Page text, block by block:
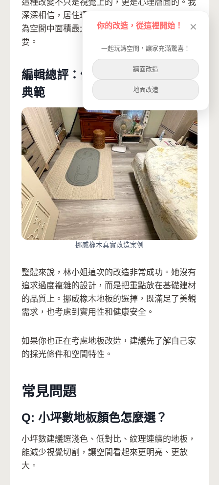
這種改變不只是視覺上的，更是心理層面的。我
深深相信，居住環境會影響人的心情，而地板作
為空間中面積最大的元素，它的選擇確實至關重
要。
編輯總評：值得參考的小坪數改造
典範
挪威橡木真實改造案例
整體來說，林小姐這次的改造非常成功。她沒有
追求過度複雜的設計，而是把重點放在基礎建材
的品質上。挪威橡木地板的選擇，既滿足了美觀
需求，也考慮到實用性和健康安全。
如果你也正在考慮地板改造，建議先了解自己家
的採光條件和空間特性。
常見問題
Q: 小坪數地板顏色怎麼選？
小坪數建議選淺色、低對比、紋理連續的地板，
能減少視覺切割，讓空間看起來更明亮、更放
大。
你的改造，從這裡開始！ ✕
一起玩轉空間，讓家充滿驚喜！
牆面改造
地面改造